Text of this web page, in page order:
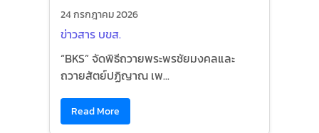
24 กรกฎาคม 2026
ข่าวสาร บขส.
“BKS” จัดพิธีถวายพระพรชัยมงคลและ
ถวายสัตย์ปฏิญาณ เพ...
Read More